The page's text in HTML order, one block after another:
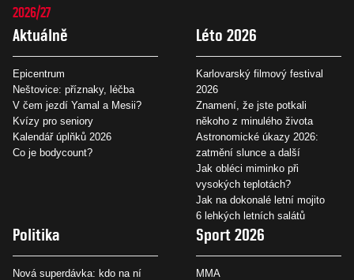
2026/27
Aktuálně
Epicentrum
Neštovice: příznaky, léčba
V čem jezdí Yamal a Mesii?
Kvízy pro seniory
Kalendář úplňků 2026
Co je bodycount?
Léto 2026
Karlovarský filmový festival
2026
Znamení, že jste potkali
někoho z minulého života
Astronomické úkazy 2026:
zatmění slunce a další
Jak obléci miminko při
vysokých teplotách?
Jak na dokonalé letní mojito
6 lehkých letních salátů
Politika
Nová superdávka: kdo na ní
Sport 2026
MMA